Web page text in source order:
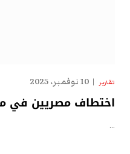
تقارير 10 نوفمبر، 2025
اختطاف مصريين في
…